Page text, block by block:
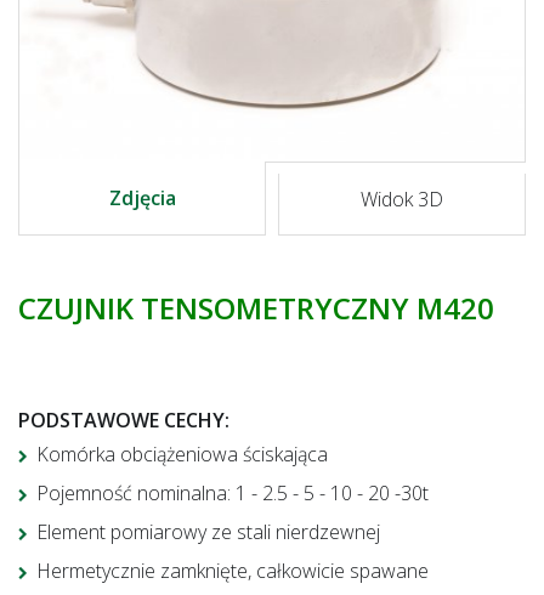
Zdjęcia Widok 3D
CZUJNIK TENSOMETRYCZNY M420
PODSTAWOWE CECHY:
Komórka obciążeniowa ściskająca
Pojemność nominalna: 1 - 2.5 - 5 - 10 - 20 -30t
Element pomiarowy ze stali nierdzewnej
Hermetycznie zamknięte, całkowicie spawane